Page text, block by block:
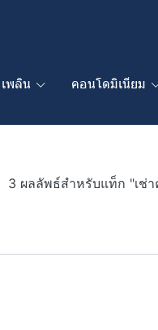
พลิน คอนโดมิเนียม
3 ผลลัพธ์สำหรับแท็ก "เช่